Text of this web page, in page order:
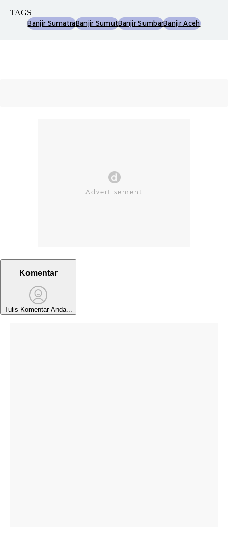
TAGS
Banjir SumatraBanjir SumutBanjir SumbarBanjir Aceh
Komentar
Tulis Komentar Anda...